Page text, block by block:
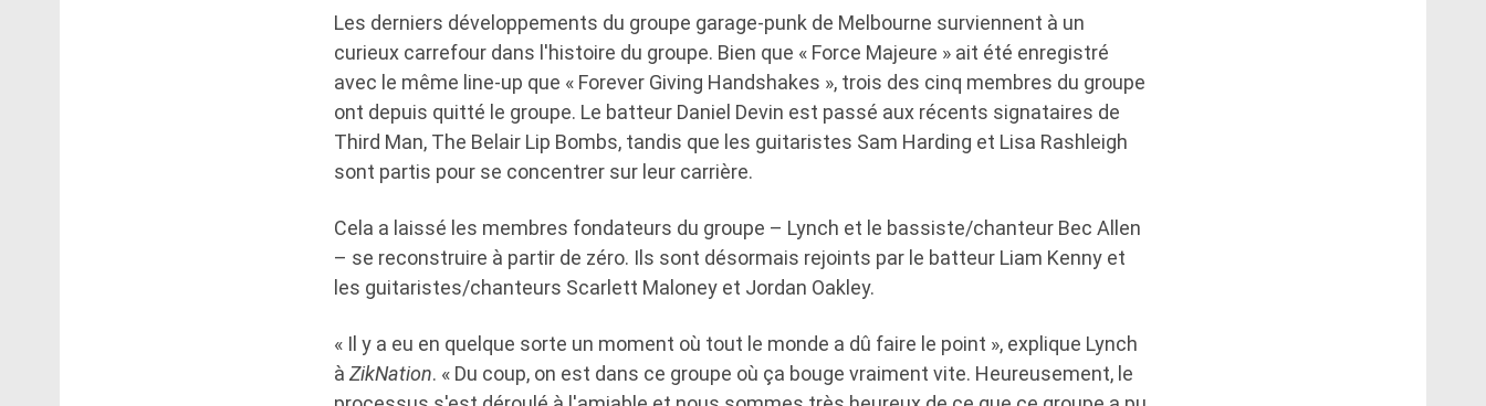
Les derniers développements du groupe garage-punk de Melbourne surviennent à un
curieux carrefour dans l'histoire du groupe. Bien que « Force Majeure » ait été enregistré
avec le même line-up que « Forever Giving Handshakes », trois des cinq membres du groupe
ont depuis quitté le groupe. Le batteur Daniel Devin est passé aux récents signataires de
Third Man, The Belair Lip Bombs, tandis que les guitaristes Sam Harding et Lisa Rashleigh
sont partis pour se concentrer sur leur carrière.
Cela a laissé les membres fondateurs du groupe – Lynch et le bassiste/chanteur Bec Allen
– se reconstruire à partir de zéro. Ils sont désormais rejoints par le batteur Liam Kenny et
les guitaristes/chanteurs Scarlett Maloney et Jordan Oakley.
« Il y a eu en quelque sorte un moment où tout le monde a dû faire le point », explique Lynch
à ZikNation. « Du coup, on est dans ce groupe où ça bouge vraiment vite. Heureusement, le